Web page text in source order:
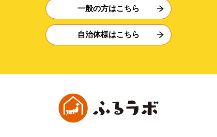
一般の方はこちら
自治体様はこちら